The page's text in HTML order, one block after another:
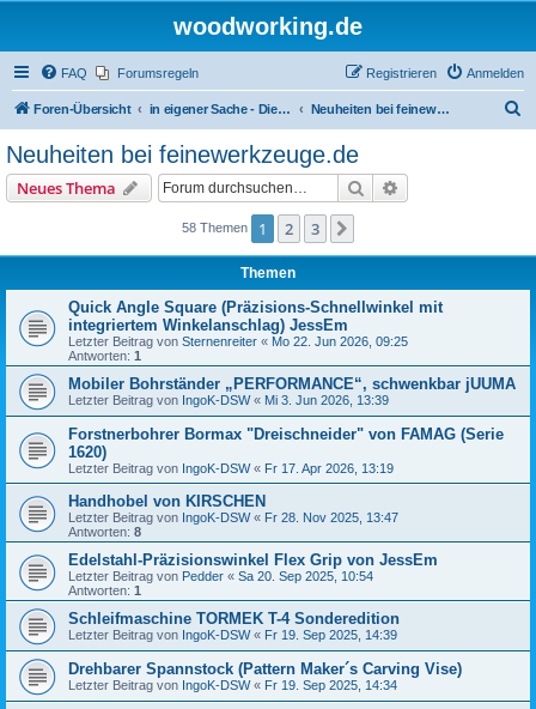
woodworking.de
FAQ Forumsregeln Anmelden
Registrieren
Foren-Übersicht in eigener Sache - Dieter Schmid Werkzeuge GmbH Neuheiten bei feinewerkzeuge.de
Neuheiten bei feinewerkzeuge.de
Neues Thema Suche
58 Themen 1 2 3
Themen
Quick Angle Square (Präzisions-Schnellwinkel mit
integriertem Winkelanschlag) JessEm
Letzter Beitrag von Sternenreiter « Mo 22. Jun 2026, 09:25
Antworten: 1
Mobiler Bohrständer „PERFORMANCE“, schwenkbar jUUMA
Letzter Beitrag von IngoK-DSW« Mi 3. Jun 2026, 13:39
Forstnerbohrer Bormax "Dreischneider" von FAMAG (Serie
1620)
Letzter Beitrag von IngoK-DSW« Fr 17. Apr 2026, 13:19
Handhobel von KIRSCHEN
Letzter Beitrag von IngoK-DSW« Fr 28. Nov 2025, 13:47
Antworten: 8
Edelstahl-Präzisionswinkel Flex Grip von JessEm
Letzter Beitrag von Pedder « Sa 20. Sep 2025, 10:54
Antworten: 1
Schleifmaschine TORMEK T-4 Sonderedition
Letzter Beitrag von IngoK-DSW« Fr 19. Sep 2025, 14:39
Drehbarer Spannstock (Pattern Maker´s Carving Vise)
Letzter Beitrag von IngoK-DSW« Fr 19. Sep 2025, 14:34